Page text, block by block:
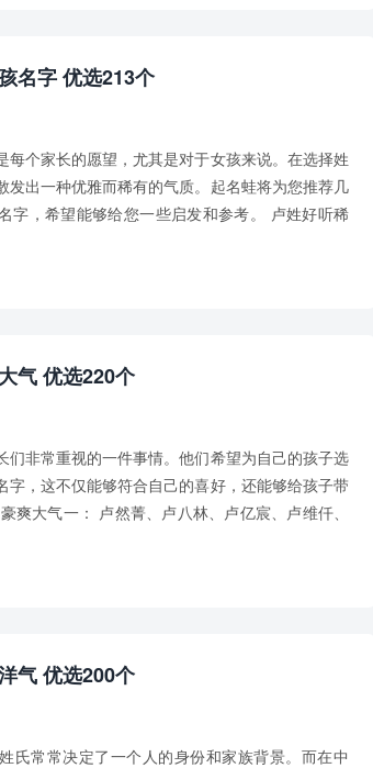
名字 优选213个
每个家长的愿望，尤其是对于女孩来说。在选择姓
发出一种优雅而稀有的气质。起名蛙将为您推荐几
字，希望能够给您一些启发和参考。 卢姓好听稀
气 优选220个
们非常重视的一件事情。他们希望为自己的孩子选
字，这不仅能够符合自己的喜好，还能够给孩子带
爽大气一： 卢然菁、卢八林、卢亿宸、卢维仟、
气 优选200个
氏常常决定了一个人的身份和家族背景。而在中